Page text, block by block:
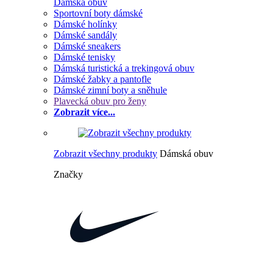
Dámská obuv
Sportovní boty dámské
Dámské holínky
Dámské sandály
Dámské sneakers
Dámské tenisky
Dámská turistická a trekingová obuv
Dámské žabky a pantofle
Dámské zimní boty a sněhule
Plavecká obuv pro ženy
Zobrazit více...
Zobrazit všechny produkty Dámská obuv
Značky